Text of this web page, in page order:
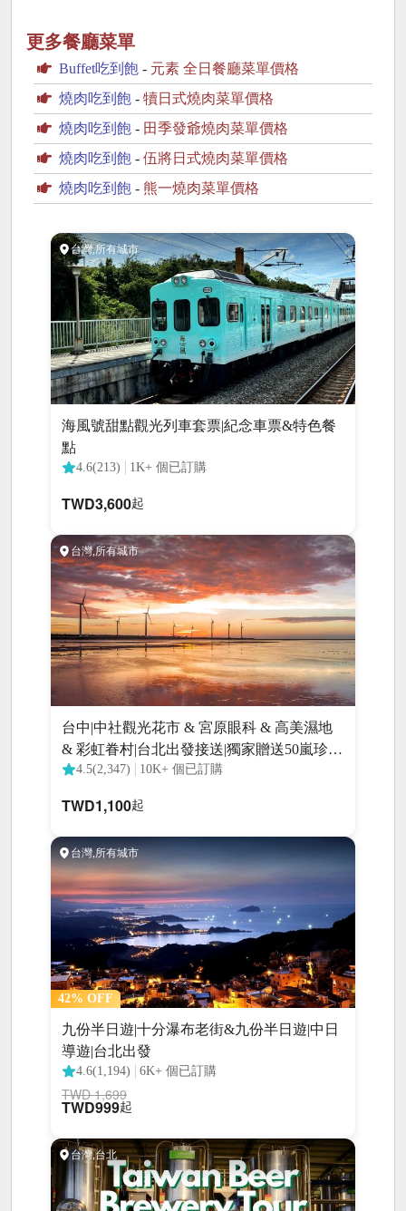
更多餐廳菜單
Buffet吃到飽 - 元素 全日餐廳菜單價格
燒肉吃到飽 - 犢日式燒肉菜單價格
燒肉吃到飽 - 田季發爺燒肉菜單價格
燒肉吃到飽 - 伍將日式燒肉菜單價格
燒肉吃到飽 - 熊一燒肉菜單價格